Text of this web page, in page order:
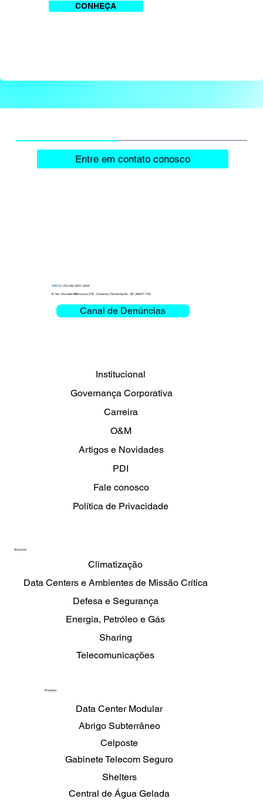
CONHEÇA
Entre em contato conosco
MATRIZ+55 (48) 3331-3000
R. Ver. Osvaldo Bittencourt, 276 - Carianos, Florianópolis - SC, 88047-700
Canal de Denúncias
Produtos
Abrigo Subterrâneo
Celposte
Central de Água Gelada
Data Center Modular
Gabinete Telecom Seguro
Shelters
Soluções
Telecomunicações
Data Centers e Ambientes de Missão Crítica
Defesa e Segurança
Climatização
Energia, Petróleo e Gás
Sharing
Institucional
Governança Corporativa
Carreira
O&M
Artigos e Novidades
PDI
Fale conosco
Política de Privacidade